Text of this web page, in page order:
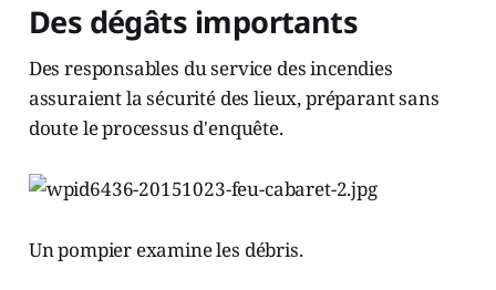
Des dégâts importants
Des responsables du service des incendies
assuraient la sécurité des lieux, préparant sans
doute le processus d'enquête.
Un pompier examine les débris.